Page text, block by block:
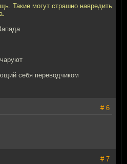
Такие могут страшно навредить
себя переводчиком
# 6
# 7